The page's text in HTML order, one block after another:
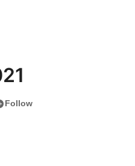
Follow